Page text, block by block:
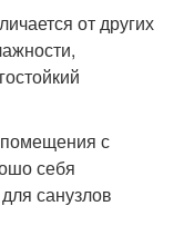
от других
с
себя
санузлов